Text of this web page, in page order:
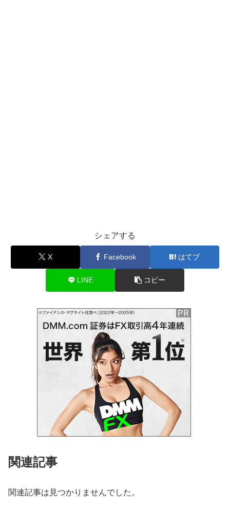
シェアする
X Facebook はてブ
LINE コピー
関連記事
関連記事は見つかりませんでした。